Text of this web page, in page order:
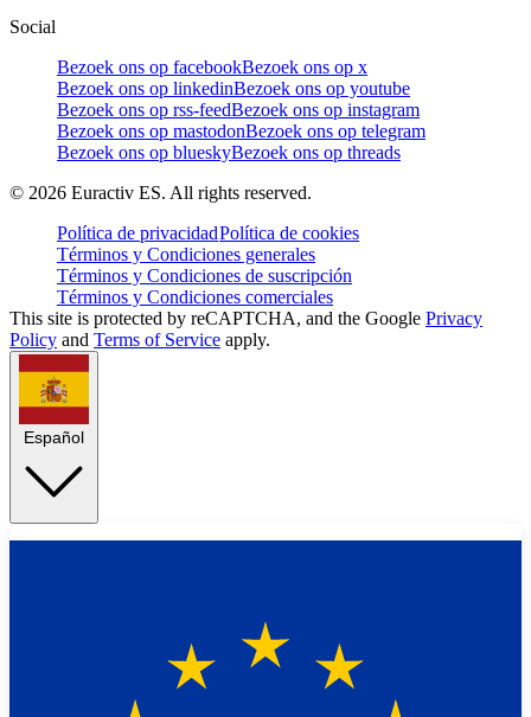
Social
Bezoek ons op facebookBezoek ons op x
Bezoek ons op linkedinBezoek ons op youtube
Bezoek ons op rss-feedBezoek ons op instagram
Bezoek ons op mastodonBezoek ons op telegram
Bezoek ons op blueskyBezoek ons op threads
© 2026 Euractiv ES. All rights reserved.
Política de privacidadPolítica de cookies
Términos y Condiciones generales
Términos y Condiciones de suscripción
Términos y Condiciones comerciales
This site is protected by reCAPTCHA, and the Google Privacy
Policy and Terms of Service apply.
Español